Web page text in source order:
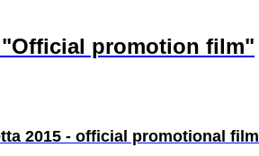
promotion film"
2015 - official promotional film